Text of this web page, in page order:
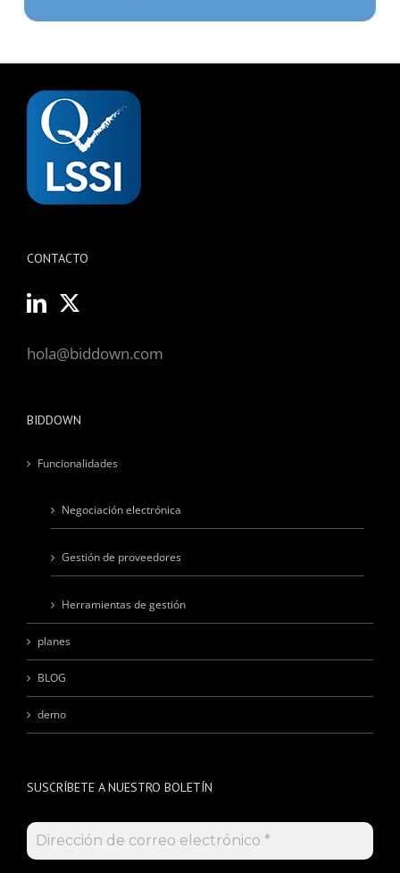
CONTACTO
hola@biddown.com
BIDDOWN
Funcionalidades
Negociación electrónica
Gestión de proveedores
Herramientas de gestión
planes
BLOG
demo
SUSCRÍBETE A NUESTRO BOLETÍN